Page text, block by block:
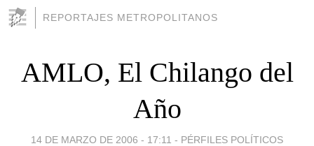
REPORTAJES METROPOLITANOS
AMLO, El Chilango del
Año
14 DE MARZO DE 2006 - 17:11 - PÉRFILES POLÍTICOS